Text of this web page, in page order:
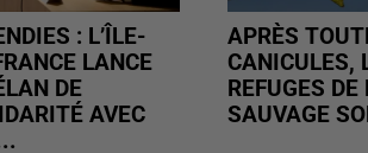
: L’ÎLE-
LANCE
DE
AVEC
APRÈS
CANICULES,
REFUGES DE
SAUVAGE